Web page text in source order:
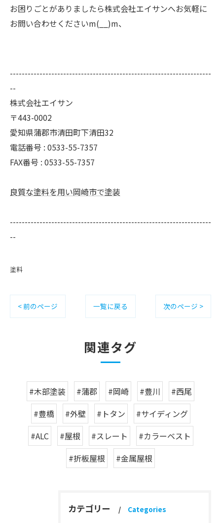
お困りごとがありましたら株式会社エイサンへお気軽に
お問い合わせくださいm(__)m、
--------------------------------------------------------------------
--
株式会社エイサン
〒443-0002
愛知県蒲郡市清田町下清田32
電話番号 : 0533-55-7357
FAX番号 : 0533-55-7357
良質な塗料を用い岡崎市で塗装
--------------------------------------------------------------------
--
塗料
< 前のページ 一覧に戻る 次のページ >
関連タグ
#木部塗装 #蒲郡 #岡崎 #豊川
#西尾
#豊橋
#外壁 #トタン
#サイディング
#ALC
#屋根 #スレート
#カラーベスト
#折板屋根
#金属屋根
カテゴリー Categories